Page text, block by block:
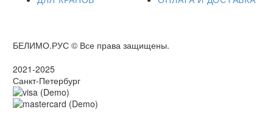
БЕЛИМО.РУС © Все права защищены.
2021-2025
Санкт-Петербург